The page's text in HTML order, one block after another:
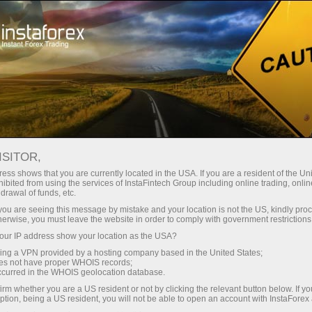
للمتداولين ظروف التداول
أدوات التداول
EURJPY.FX
EURJPY.fx
182.088
(
%)
07 Aug 2026 13:10
182.088
Sell
182.075
shows that you are currently located in the USA. If you are a resident of the
from using the services of InstaFintech Group including online trading,
of funds, etc.
are seeing this message by mistake and your location is not the US, kindly
you must leave the website in order to comply with government
IP address show your location as the USA?
a VPN provided by a hosting company based in the United States;
not have proper WHOIS records;
in the WHOIS geolocation database.
whether you are a US resident or not by clicking the relevant button below. If
being a US resident, you will not be able to open an account with InstaForex